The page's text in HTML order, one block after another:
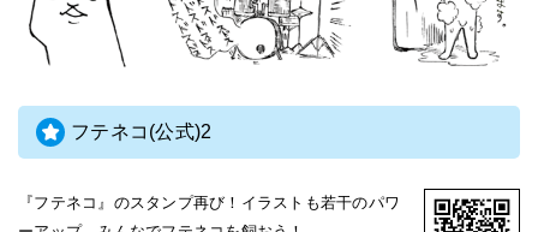
フテネコ(公式)2
『フテネコ』のスタンプ再び！イラストも若干のパワ